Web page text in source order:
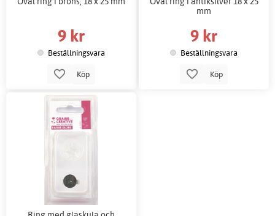
9 kr
Beställningsvara
Köp
mm
9 kr
Beställningsvara
Köp